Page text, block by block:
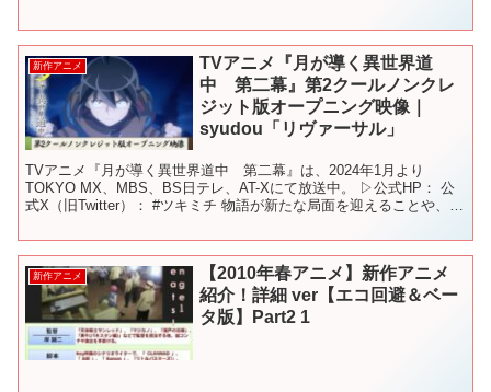
新作アニメ
TVアニメ『月が導く異世界道
中 第二幕』第2クールノンクレ
ジット版オープニング映像｜
syudou「リヴァーサル」
TVアニメ『月が導く異世界道中 第二幕』は、2024年1月より
TOKYO MX、MBS、BS日テレ、AT-Xにて放送中。 ▷公式HP： 公
式X（旧Twitter）： #ツキミチ 物語が新たな局面を迎えることや、作
新作アニメ
【2010年春アニメ】新作アニメ
紹介！詳細 ver【エコ回避＆ベー
タ版】Part2 1